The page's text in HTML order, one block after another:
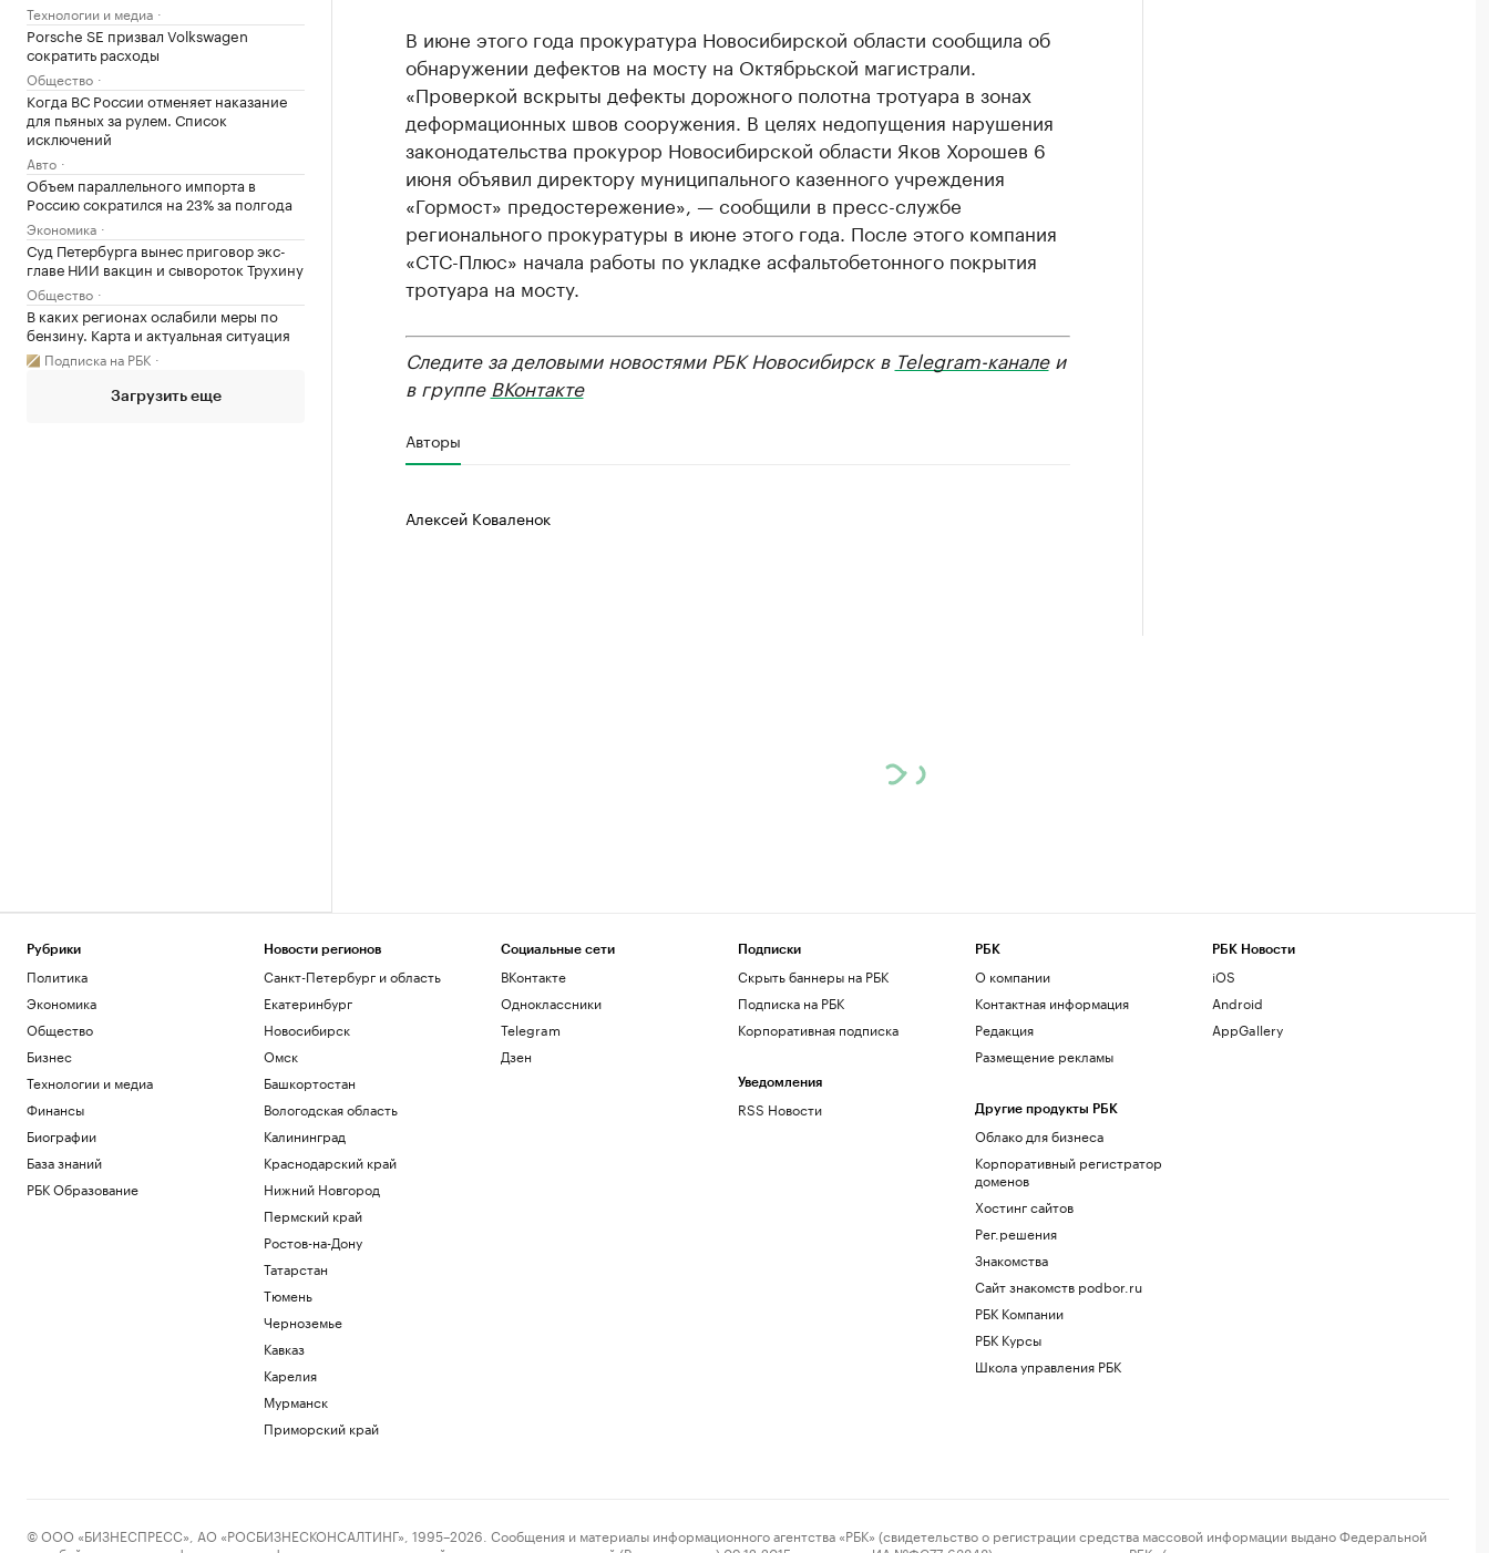
Технологии и медиа
Porsche SE призвал Volkswagen
сократить расходы
Общество
Когда ВС России отменяет наказание
для пьяных за рулем. Список
исключений
Авто
Объем параллельного импорта в
Россию сократился на 23% за полгода
Экономика
Суд Петербурга вынес приговор экс-
главе НИИ вакцин и сывороток Трухину
Общество
В каких регионах ослабили меры по
бензину. Карта и актуальная ситуация
Подписка на РБК
Загрузить еще
В июне этого года прокуратура Новосибирской области сообщила об
обнаружении дефектов на мосту на Октябрьской магистрали.
«Проверкой вскрыты дефекты дорожного полотна тротуара в зонах
деформационных швов сооружения. В целях недопущения нарушения
законодательства прокурор Новосибирской области Яков Хорошев 6
июня объявил директору муниципального казенного учреждения
«Гормост» предостережение», — сообщили в пресс-службе
регионального прокуратуры в июне этого года. После этого компания
«СТС-Плюс» начала работы по укладке асфальтобетонного покрытия
тротуара на мосту.
Следите за деловыми новостями РБК Новосибирск в Telegram-каналеи
в группе ВКонтакте
Авторы
Алексей Коваленок
Рубрики
Политика
Экономика
Общество
Бизнес
Технологии и медиа
Финансы
Биографии
База знаний
РБК Образование
Новости регионов
Санкт-Петербург и область
Екатеринбург
Новосибирск
Омск
Башкортостан
Вологодская область
Калининград
Краснодарский край
Нижний Новгород
Пермский край
Ростов-на-Дону
Татарстан
Тюмень
Черноземье
Кавказ
Карелия
Мурманск
Приморский край
Социальные сети
ВКонтакте
Одноклассники
Telegram
Дзен
Подписки
Скрыть баннеры на РБК
Подписка на РБК
Корпоративная подписка
Уведомления
RSS Новости
РБК
О компании
Контактная информация
Редакция
Размещение рекламы
Другие продукты РБК
Облако для бизнеса
Корпоративный регистратор
доменов
Хостинг сайтов
Рег.решения
Знакомства
Сайт знакомств podbor.ru
РБК Компании
РБК Курсы
Школа управления РБК
РБК Новости
iOS
Android
AppGallery
© ООО «БИЗНЕСПРЕСС», АО «РОСБИЗНЕСКОНСАЛТИНГ», 1995–2026. Сообщения и материалы информационного агентства «РБК» (свидетельство о регистрации средства массовой информации выдано Федеральной